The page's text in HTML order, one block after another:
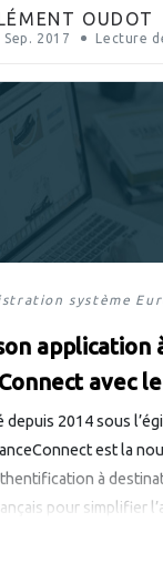
Allemagne 2009 à
[…]
OUDOT
Sep. 2017 Lecture
système
application
avec
depuis 2014 sous
est la
à
pour simplifier